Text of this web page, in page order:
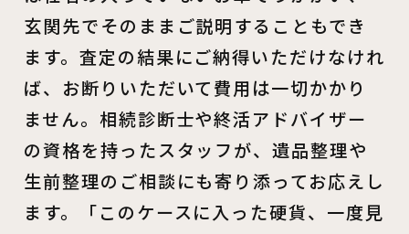
玄関先でそのままご説明することもでき
ます。査定の結果にご納得いただけなけれ
ば、お断りいただいて費用は一切かかり
ません。相続診断士や終活アドバイザー
の資格を持ったスタッフが、遺品整理や
生前整理のご相談にも寄り添ってお応えし
ます。「このケースに入った硬貨、一度見